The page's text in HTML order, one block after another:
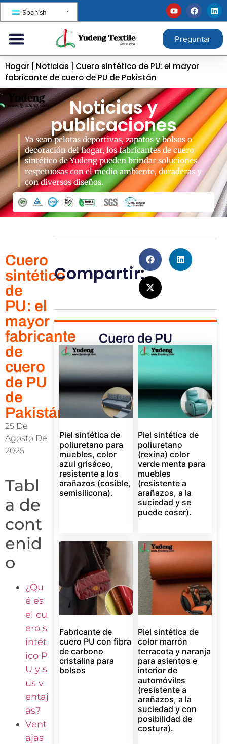
Spanish
Preguntar
Hogar Noticias
Cuero sintético de PU: el mayor
fabricante de cuero de PU de Pakistán
Noticias y
publicaciones
Ya sean pelotas deportivas, zapatos y bolsos o
decoración del hogar, los fabricantes de cuero
sintético de Yudeng pueden brindar soluciones
respetuosas con el medio ambiente, duraderas y
con diversos diseños.
Cuero
sintético
de
PU: el
mayor
fabricante
de
cuero
de PU
de
Pakistán
25 De
Agosto De
2025
Tabl
a de
cont
enid
o
¿Qu
é es
el cu
ero s
intét
ico P
U y s
us v
entaj
as?
Vent
ajas
Compartir:
Cuero de PU
Piel sintética de
poliuretano para
muebles, color
azul grisáceo,
resistente a los
arañazos (cosible,
semisilicona).
Piel sintética de
poliuretano
(rexina) color
verde menta para
muebles
(resistente a
arañazos, a la
suciedad y se
puede coser).
Fabricante de
cuero PU con fibra
de carbono
cristalina para
bolsos
Piel sintética de
color marrón
terracota y naranja
para asientos e
interior de
automóviles
(resistente a
arañazos, a la
suciedad y con
posibilidad de
costura).